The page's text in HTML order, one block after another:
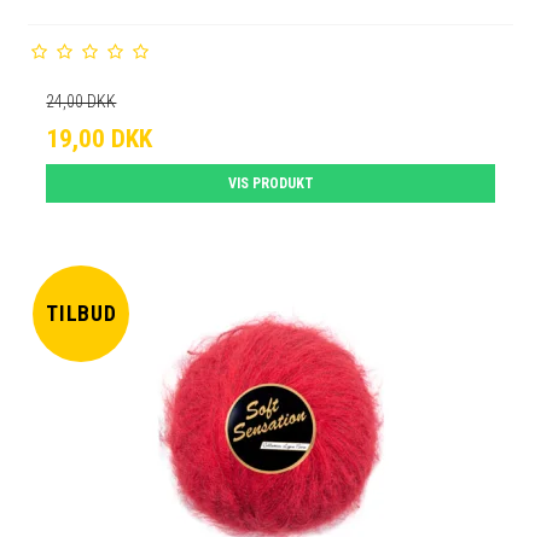
24,00 DKK
19,00 DKK
VIS PRODUKT
TILBUD